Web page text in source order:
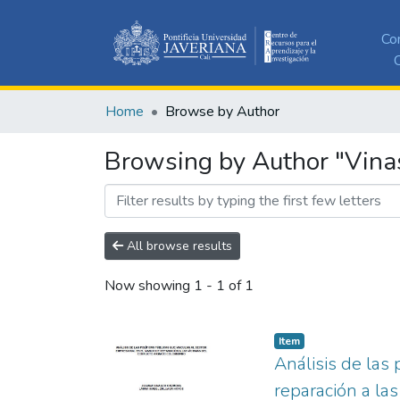
Home Browse by Author
Browsing by Author
All browse results
Now showing 1 - 1 of 1
Item
Análisis de las
reparación a